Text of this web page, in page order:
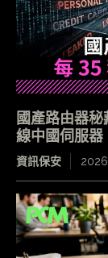
國產路由器
線中國伺服器
資訊保安